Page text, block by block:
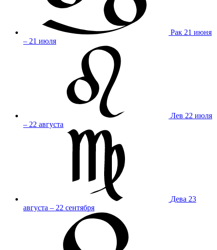
Рак 21 июня
– 21 июля
Лев 22 июля
– 22 августа
Дева 23
августа – 22 сентября